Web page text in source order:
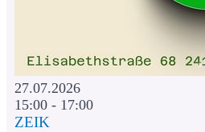
27.07.2026
15:00 - 17:00
ZEIK